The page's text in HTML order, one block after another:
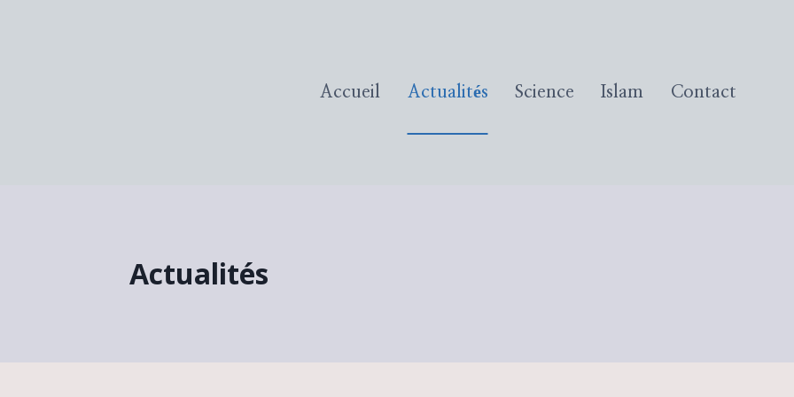
Accueil Actualités Science Islam Contact
Actualités